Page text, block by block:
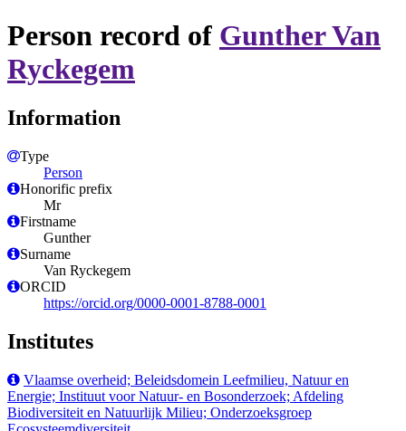
Person record of Gunther Van
Ryckegem
Information
Type
Person
Honorific prefix
Mr
Firstname
Gunther
Surname
Van Ryckegem
ORCID
https://orcid.org/0000-0001-8788-0001
Institutes
Vlaamse overheid; Beleidsdomein Leefmilieu, Natuur en
Energie; Instituut voor Natuur- en Bosonderzoek; Afdeling
Biodiversiteit en Natuurlijk Milieu; Onderzoeksgroep